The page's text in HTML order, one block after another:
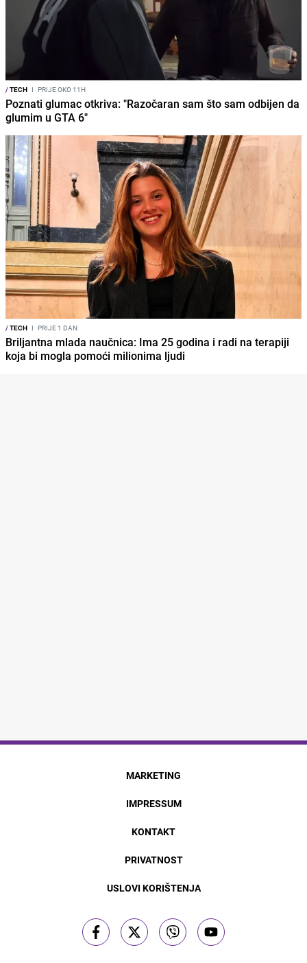
/TECH I PRIJE OKO 11H
Poznati glumac otkriva: "Razočaran sam što sam odbijen da
glumim u GTA 6"
/TECH I PRIJE 1 DAN
Briljantna mlada naučnica: Ima 25 godina i radi na terapiji
koja bi mogla pomoći milionima ljudi
MARKETING
IMPRESSUM
KONTAKT
PRIVATNOST
USLOVI KORIŠTENJA